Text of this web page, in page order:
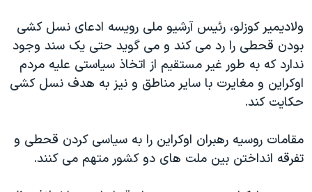
ولادیمیر کوزلو، رئیس آرشیو ملی رویسه ادعای نسل کشی
بودن قحطی را رد می کند و می گوید حتی یک سند وجود
ندارد که به طور غیر مستقیم از اتخاذ سیاستی علیه مردم
اوکراین و مغایرت با سایر مناطق و نیز به هدف نسل کشی
حکایت کند.
مقامات روسیه رهبران اوکراین را به سیاسی کردن قحطی و
تفرقه انداختن بین ملت های دو کشور متهم می کنند.